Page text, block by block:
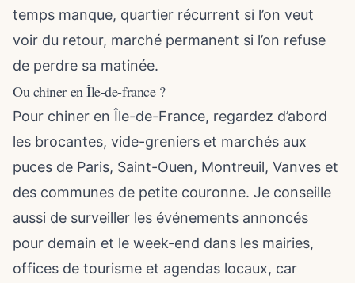
temps manque, quartier récurrent si l’on veut
voir du retour, marché permanent si l’on refuse
de perdre sa matinée.
Ou chiner en Île-de-france ?
Pour chiner en Île-de-France, regardez d’abord
les brocantes, vide-greniers et marchés aux
puces de Paris, Saint-Ouen, Montreuil, Vanves et
des communes de petite couronne. Je conseille
aussi de surveiller les événements annoncés
pour demain et le week-end dans les mairies,
offices de tourisme et agendas locaux, car